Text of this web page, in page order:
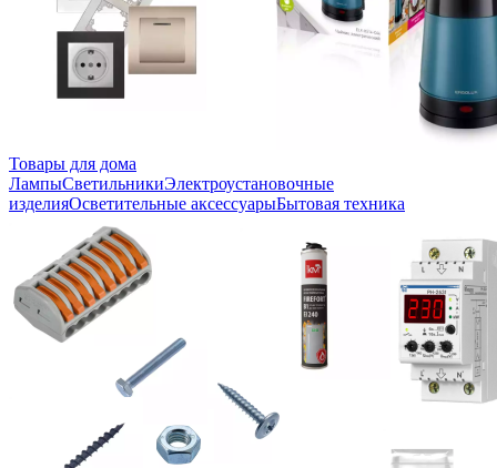
Товары для дома
ЛампыСветильникиЭлектроустановочные
изделияОсветительные аксессуарыБытовая техника